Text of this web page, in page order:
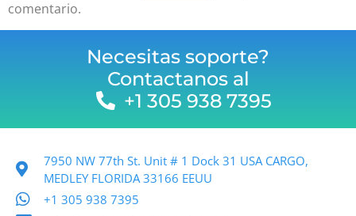
comentario.
Necesitas soporte?
Contactanos al
+1 305 938 7395
7950 NW 77th St. Unit # 1 Dock 31 USA CARGO,
MEDLEY FLORIDA 33166 EEUU
+1 305 938 7395